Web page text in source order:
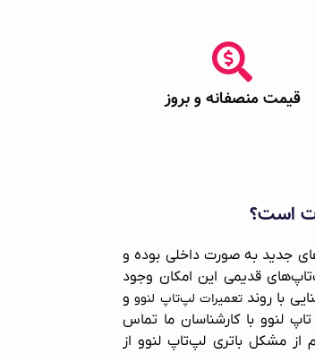
قیمت منصفانه و بروز
است؟
جدید به صورت داخلی بوده و
قدیمی این امکان وجود
با روندتعمیرات لپ‌تاپ لنووو
لنوو با کارشناسان ما تماس
مشکل باتری لپ‌تاپ لنوو از